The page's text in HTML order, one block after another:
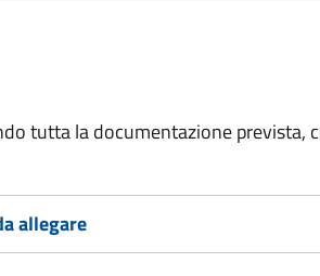
tutta la documentazione prevista,
allegare